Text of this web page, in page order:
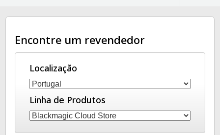
Blackmagic Cloud Dock
Especificações
Australia
Austria
Brazil
Canada
Encontre um revendedor
Localização
Linha de Produtos